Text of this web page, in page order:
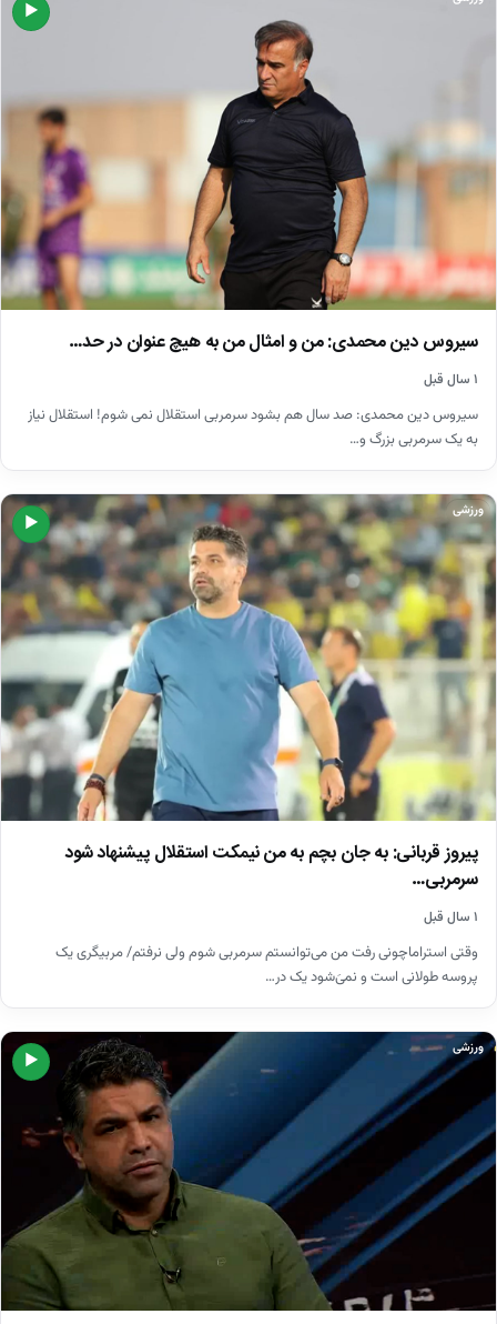
▶
سیروس دین محمدی: من و امثال من به هیچ عنوان در حد…
۱ سال قبل
سیروس دین محمدی: صد سال هم بشود سرمربی استقلال نمی شوم! استقلال نیاز
به یک سرمربی بزرگ و…
▶
ورزشی
پیروز قربانی: به جان بچم به من نیمکت استقلال پیشنهاد شود
سرمربی…
۱ سال قبل
وقتی استراماچونی رفت من می‌توانستم سرمربی شوم ولی نرفتم/ مربیگری یک
پروسه طولانی است و نمیَ‌شود یک در…
▶
ورزشی